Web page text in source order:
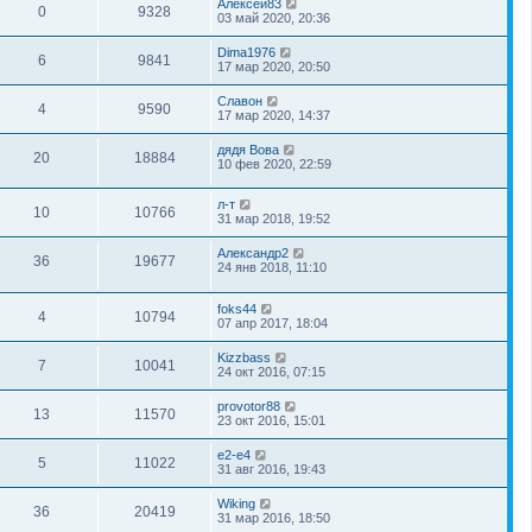
0 9328
Алексей83
03 май 2020, 20:36
6 9841
Dima1976
17 мар 2020, 20:50
4 9590
Славон
17 мар 2020, 14:37
20 18884
дядя Вова
10 фев 2020, 22:59
10 10766
л-т
31 мар 2018, 19:52
36 19677
Александр2
24 янв 2018, 11:10
4 10794
foks44
07 апр 2017, 18:04
7 10041
Kizzbass
24 окт 2016, 07:15
13 11570
provotor88
23 окт 2016, 15:01
5 11022
e2-e4
31 авг 2016, 19:43
36 20419
Wiking
31 мар 2016, 18:50